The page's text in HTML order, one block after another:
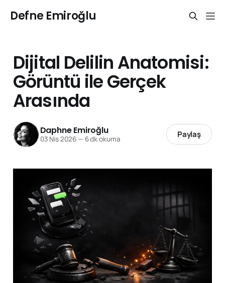
Defne Emiroğlu
Dijital Delilin Anatomisi:
Görüntü ile Gerçek
Arasında
Daphne Emiroğlu
03 Nis 2026 — 6 dk okuma Paylaş